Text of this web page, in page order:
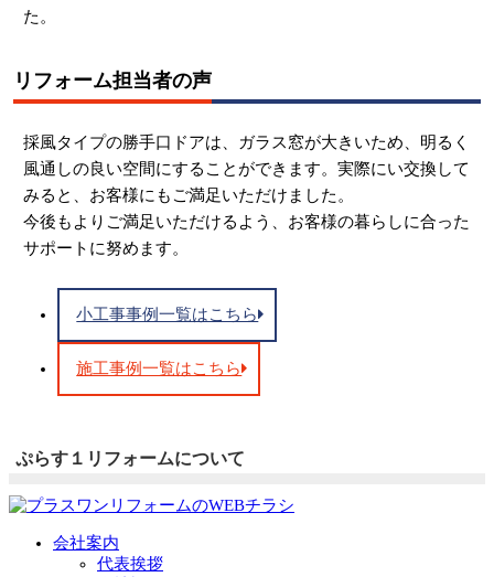
た。
リフォーム担当者の声
採風タイプの勝手口ドアは、ガラス窓が大きいため、明るく
風通しの良い空間にすることができます。実際にい交換して
みると、お客様にもご満足いただけました。
今後もよりご満足いただけるよう、お客様の暮らしに合った
サポートに努めます。
小工事事例一覧はこちら
施工事例一覧はこちら
ぷらす１リフォームについて
会社案内
代表挨拶